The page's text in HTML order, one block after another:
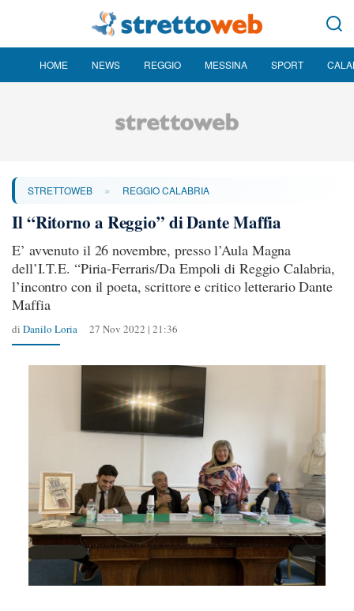
HOME NEWS REGGIO MESSINA SPORT
STRETTOWEB » REGGIO CALABRIA
Il “Ritorno a Reggio” di Dante Maffia
E’ avvenuto il 26 novembre, presso l’Aula Magna
dell’I.T.E. “Piria-Ferraris/Da Empoli di Reggio Calabria,
l’incontro con il poeta, scrittore e critico letterario Dante
Maffia
di Danilo Loria 27 Nov 2022 | 21:36